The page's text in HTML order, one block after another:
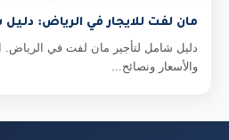
مان لفت للايجار في الرياض:
دليل شامل لتأجير مان لفت في الرياض.
والأسعار ونصائح...